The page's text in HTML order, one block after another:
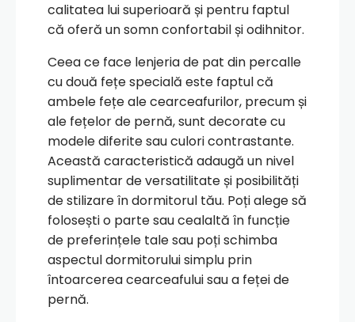
calitatea lui superioară și pentru faptul
că oferă un somn confortabil și odihnitor.
Ceea ce face lenjeria de pat din percalle
cu două fețe specială este faptul că
ambele fețe ale cearceafurilor, precum și
ale fețelor de pernă, sunt decorate cu
modele diferite sau culori contrastante.
Această caracteristică adaugă un nivel
suplimentar de versatilitate și posibilități
de stilizare în dormitorul tău. Poți alege să
folosești o parte sau cealaltă în funcție
de preferințele tale sau poți schimba
aspectul dormitorului simplu prin
întoarcerea cearceafului sau a feței de
pernă.